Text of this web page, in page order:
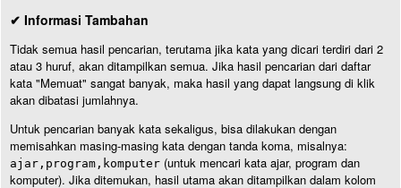
✔ Informasi Tambahan
Tidak semua hasil pencarian, terutama jika kata yang dicari terdiri dari 2
atau 3 huruf, akan ditampilkan semua. Jika hasil pencarian dari daftar
kata "Memuat" sangat banyak, maka hasil yang dapat langsung di klik
akan dibatasi jumlahnya.
Untuk pencarian banyak kata sekaligus, bisa dilakukan dengan
memisahkan masing-masing kata dengan tanda koma, misalnya:
ajar,program,komputer (untuk mencari kata ajar, program dan
komputer). Jika ditemukan, hasil utama akan ditampilkan dalam kolom